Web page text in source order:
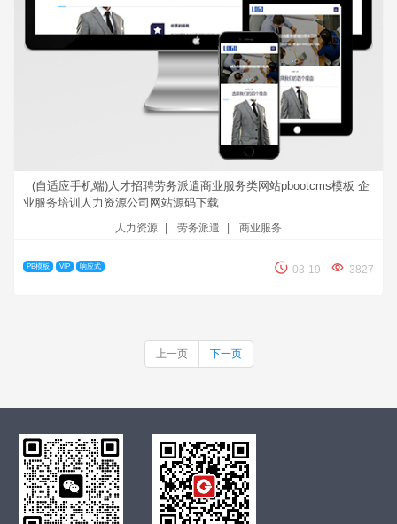
(自适应手机端)人才招聘劳务派遣商业服务类网站pbootcms模板 企
业服务培训人力资源公司网站源码下载
人力资源 劳务派遣 商业服务
PB模板 VIP 响应式 03-19 3827
上一页 下一页